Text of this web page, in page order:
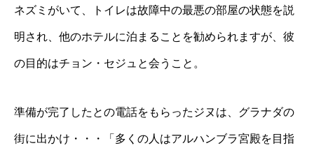
ネズミがいて、トイレは故障中の最悪の部屋の状態を説
明され、他のホテルに泊まることを勧められますが、彼
の目的はチョン・セジュと会うこと。
準備が完了したとの電話をもらったジヌは、グラナダの
街に出かけ・・・「多くの人はアルハンブラ宮殿を目指